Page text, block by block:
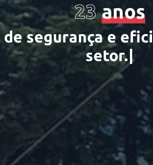
23 anos
de segurança e efci
setor. |